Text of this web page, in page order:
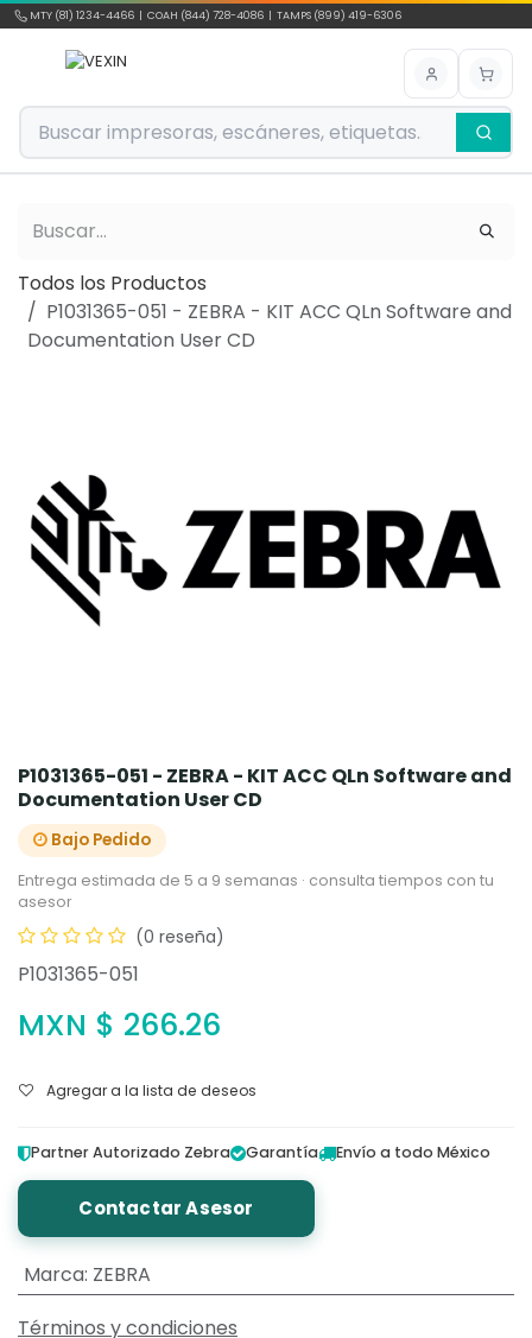
Ir al contenido
MTY (81) 1234-4466 | COAH (844) 728-4086 | TAMPS (899) 419-6306
Todos los Productos
P1031365-051 - ZEBRA - KIT ACC QLn Software and
Documentation User CD
P1031365-051 - ZEBRA - KIT ACC QLn Software and
Documentation User CD
Bajo Pedido
Entrega estimada de 5 a 9 semanas · consulta tiempos con tu
asesor
(0 reseña)
P1031365-051
MXN $ 266.26
Agregar a la lista de deseos
Partner Autorizado Zebra Garantía Envío a todo México
Contactar Asesor
Marca: ZEBRA
Términos y condiciones